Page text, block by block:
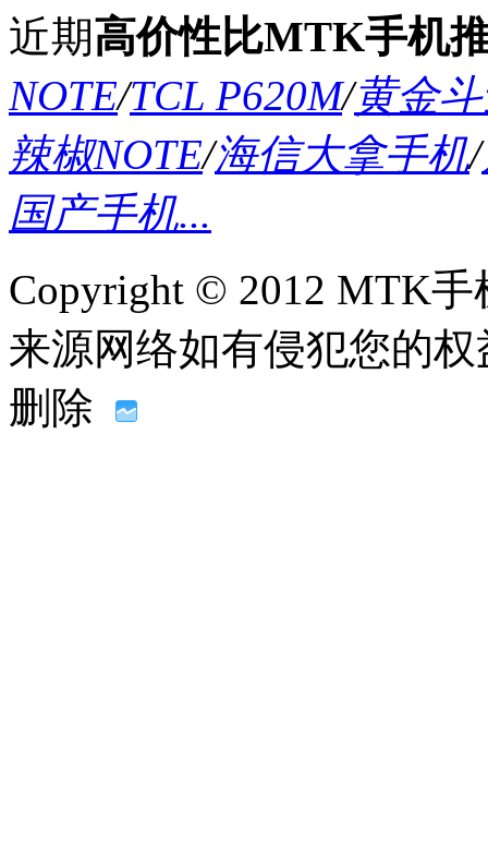
近期高价性比MTK手机
NOTE/TCL P620M/黄金
辣椒NOTE/海信大拿手机/
国产手机...
Copyright © 2012 MTK
来源网络如有侵犯您的
删除